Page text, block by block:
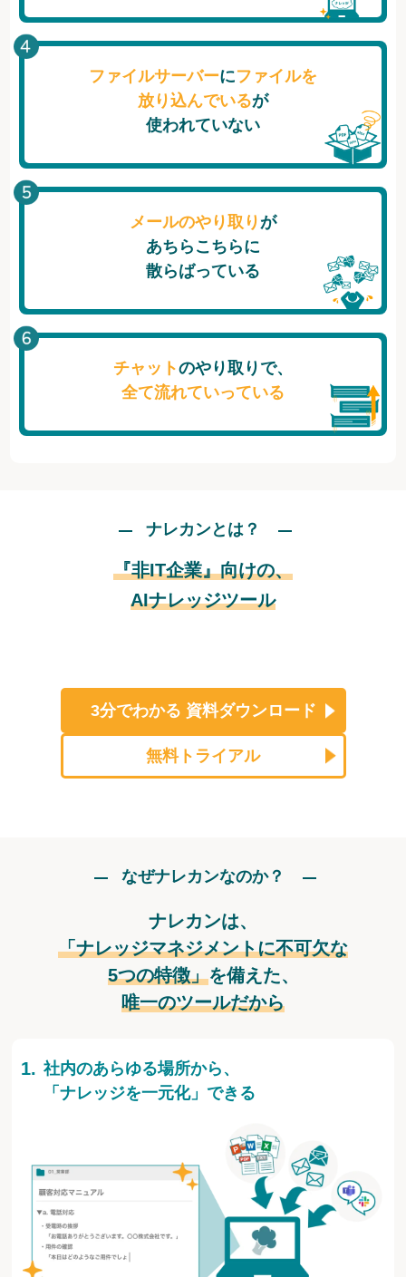
ファイルサーバーにファイルを
放り込んでいるが
使われていない
メールのやり取り が
あちらこちらに
散らばっている
チャットのやり取りで、
全て流れていっている
ナレカンとは？
『非IT企業』向けの、
AIナレッジツール
3分でわかる 資料ダウンロード
無料トライアル
なぜナレカンなのか？
ナレカンは、
「ナレッジマネジメントに不可欠な
5つの特徴」を備えた、
唯一のツールだから
社内のあらゆる場所から、
「ナレッジを一元化」できる